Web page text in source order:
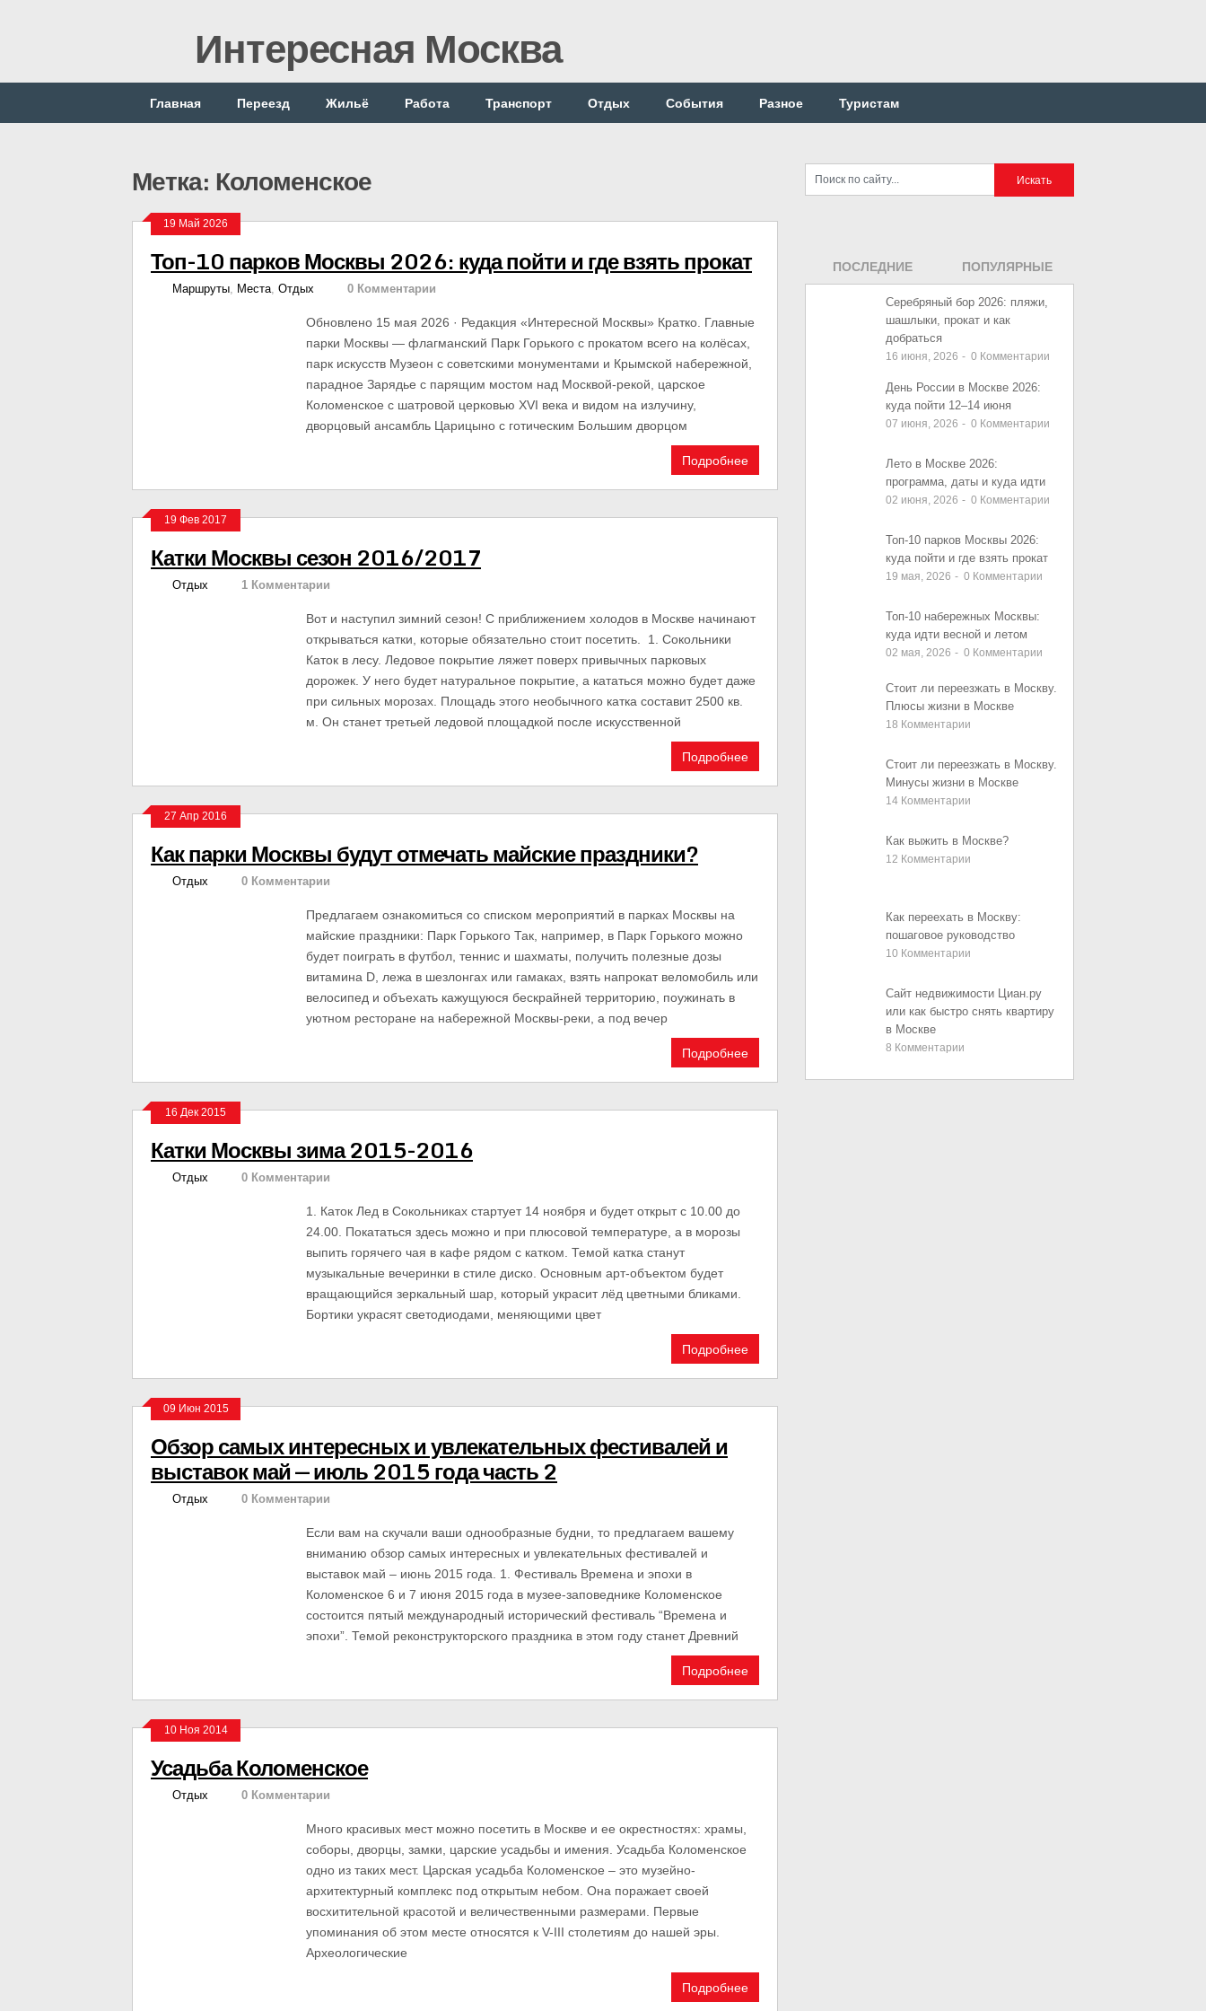
Интересная Москва
Главная Переезд Жильё Работа Транспорт Отдых События Разное Туристам
Метка: Коломенское
19 Май 2026
Топ-10 парков Москвы 2026: куда пойти и где взять прокат
Маршруты, Места, Отдых 0 Комментарии
Обновлено 15 мая 2026 · Редакция «Интересной Москвы» Кратко. Главные
парки Москвы — флагманский Парк Горького с прокатом всего на колёсах,
парк искусств Музеон с советскими монументами и Крымской набережной,
парадное Зарядье с парящим мостом над Москвой-рекой, царское
Коломенское с шатровой церковью XVI века и видом на излучину,
дворцовый ансамбль Царицыно с готическим Большим дворцом
Подробнее
19 Фев 2017
Катки Москвы сезон 2016/2017
Отдых 1 Комментарии
Вот и наступил зимний сезон! С приближением холодов в Москве начинают
открываться катки, которые обязательно стоит посетить. 1. Сокольники
Каток в лесу. Ледовое покрытие ляжет поверх привычных парковых
дорожек. У него будет натуральное покрытие, а кататься можно будет даже
при сильных морозах. Площадь этого необычного катка составит 2500 кв.
м. Он станет третьей ледовой площадкой после искусственной
Подробнее
27 Апр 2016
Как парки Москвы будут отмечать майские праздники?
Отдых 0 Комментарии
Предлагаем ознакомиться со списком мероприятий в парках Москвы на
майские праздники: Парк Горького Так, например, в Парк Горького можно
будет поиграть в футбол, теннис и шахматы, получить полезные дозы
витамина D, лежа в шезлонгах или гамаках, взять напрокат веломобиль или
велосипед и объехать кажущуюся бескрайней территорию, поужинать в
уютном ресторане на набережной Москвы-реки, а под вечер
Подробнее
16 Дек 2015
Катки Москвы зима 2015-2016
Отдых 0 Комментарии
1. Каток Лед в Сокольниках стартует 14 ноября и будет открыт с 10.00 до
24.00. Покататься здесь можно и при плюсовой температуре, а в морозы
выпить горячего чая в кафе рядом с катком. Темой катка станут
музыкальные вечеринки в стиле диско. Основным арт-объектом будет
вращающийся зеркальный шар, который украсит лёд цветными бликами.
Бортики украсят светодиодами, меняющими цвет
Подробнее
09 Июн 2015
Обзор самых интересных и увлекательных фестивалей и
выставок май — июль 2015 года часть 2
Отдых 0 Комментарии
Если вам на скучали ваши однообразные будни, то предлагаем вашему
вниманию обзор самых интересных и увлекательных фестивалей и
выставок май – июнь 2015 года. 1. Фестиваль Времена и эпохи в
Коломенское 6 и 7 июня 2015 года в музее-заповеднике Коломенское
состоится пятый международный исторический фестиваль “Времена и
эпохи”. Темой реконструкторского праздника в этом году станет Древний
Подробнее
10 Ноя 2014
Усадьба Коломенское
Отдых 0 Комментарии
Много красивых мест можно посетить в Москве и ее окрестностях: храмы,
соборы, дворцы, замки, царские усадьбы и имения. Усадьба Коломенское
одно из таких мест. Царская усадьба Коломенское – это музейно-
архитектурный комплекс под открытым небом. Она поражает своей
восхитительной красотой и величественными размерами. Первые
упоминания об этом месте относятся к V-III столетиям до нашей эры.
Археологические
Подробнее
ПОСЛЕДНИЕ
ЗАПИСИ
ПОПУЛЯРНЫЕ
ЗАПИСИ
Серебряный бор 2026: пляжи,
шашлыки, прокат и как
добраться
16 июня, 2026 - 0 Комментарии
День России в Москве 2026:
куда пойти 12–14 июня
07 июня, 2026 - 0 Комментарии
Лето в Москве 2026:
программа, даты и куда идти
02 июня, 2026 - 0 Комментарии
Топ-10 парков Москвы 2026:
куда пойти и где взять прокат
19 мая, 2026 - 0 Комментарии
Топ-10 набережных Москвы:
куда идти весной и летом
02 мая, 2026 - 0 Комментарии
Стоит ли переезжать в Москву.
Плюсы жизни в Москве
18 Комментарии
Стоит ли переезжать в Москву.
Минусы жизни в Москве
14 Комментарии
Как выжить в Москве?
12 Комментарии
Как переехать в Москву:
пошаговое руководство
10 Комментарии
Сайт недвижимости Циан.ру
или как быстро снять квартиру
в Москве
8 Комментарии